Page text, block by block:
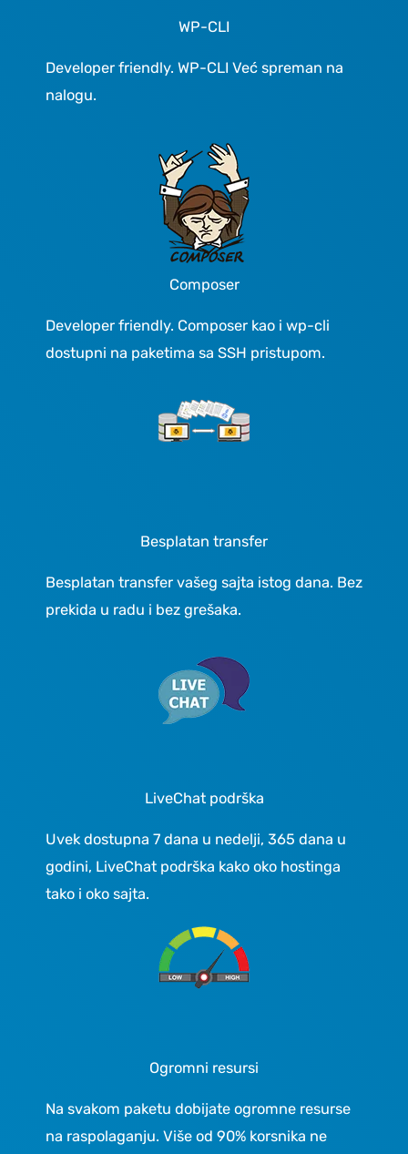
WP-CLI
Developer friendly. WP-CLI Već spreman na
nalogu.
Composer
Developer friendly. Composer kao i wp-cli
dostupni na paketima sa SSH pristupom.
Besplatan transfer
Besplatan transfer vašeg sajta istog dana. Bez
prekida u radu i bez grešaka.
LiveChat podrška
Uvek dostupna 7 dana u nedelji, 365 dana u
godini, LiveChat podrška kako oko hostinga
tako i oko sajta.
Ogromni resursi
Na svakom paketu dobijate ogromne resurse
na raspolaganju. Više od 90% korsnika ne